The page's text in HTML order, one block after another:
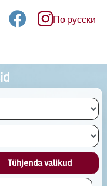
По русски
Tühjenda valikud